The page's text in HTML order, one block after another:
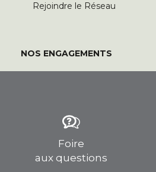
Rejoindre le Réseau
NOS ENGAGEMENTS
Foire
aux questions